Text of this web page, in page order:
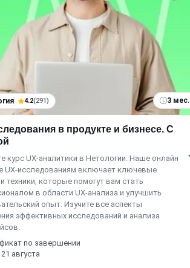
4.2(291) 3 мес.
в продукте и бизнесе. С
курс UX-аналитики в Нетологии. Наше онлайн
UX-исследованиям включает ключевые
техники, которые помогут вам стать
в области UX-анализа и улучшить
опыт. Изучите все аспекты
эффективных исследований и анализа
по завершении
августа